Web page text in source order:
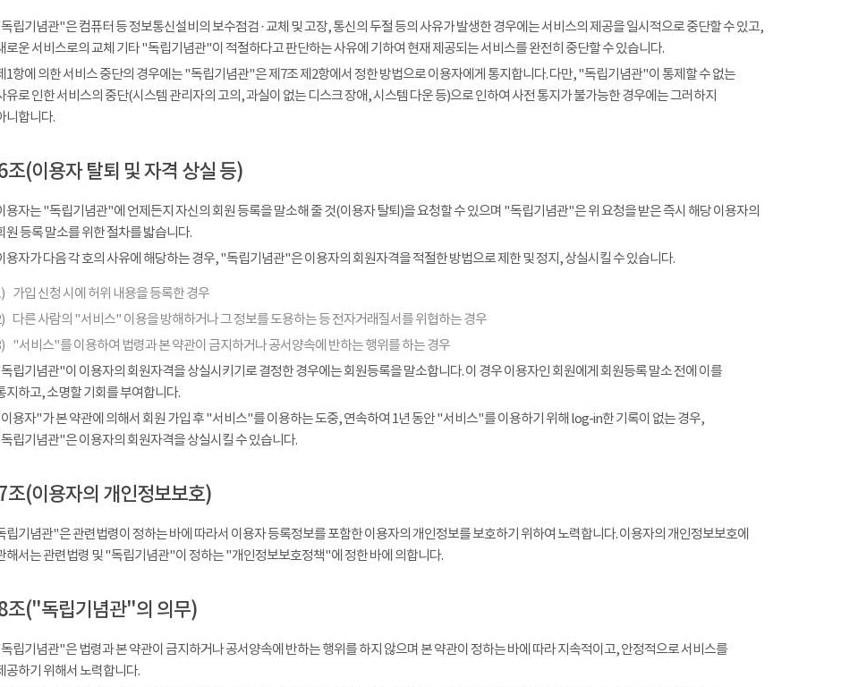
립기념관"은 컴퓨터 등 정보통신설비의 보수점검 · 교체 및 고장, 통신의 두절 등의 사유가 발생한 경우에는 서비스의 제공을 일시적으로 중단할 수 있고,
로운 서비스로의 교체 기타 "독립기념관"이 적절하다고 판단하는 사유에 기하여 현재 제공되는 서비스를 완전히 중단할 수 있습니다.
1항에 의한 서비스 중단의 경우에는 "독립기념관"은 제7조 제2항에서 정한 방법으로 이용자에게 통지합니다. 다만, "독립기념관"이 통제할 수 없는
유로 인한 서비스의 중단(시스템 관리자의 고의, 과실이 없는 디스크 장애, 시스템 다운 등)으로 인하여 사전 통지가 불가능한 경우에는 그러하지
니합니다.
조(이용자 탈퇴 및 자격 상실 등)
용자는 "독립기념관"에 언제든지 자신의 회원 등록을 말소해 줄 것(이용자 탈퇴)을 요청할 수 있으며 "독립기념관"은 위 요청을 받은 즉시 해당 이용자의
원 등록 말소를 위한 절차를 밟습니다.
용자가 다음 각 호의 사유에 해당하는 경우, "독립기념관"은 이용자의 회원자격을 적절한 방법으로 제한 및 정지, 상실시킬 수 있습니다.
가입 신청 시에 허위 내용을 등록한 경우
다른 사람의 "서비스" 이용을 방해하거나 그 정보를 도용하는 등 전자거래질서를 위협하는 경우
"서비스"를 이용하여 법령과 본 약관이 금지하거나 공서양속에 반하는 행위를 하는 경우
립기념관"이 이용자의 회원자격을 상실시키기로 결정한 경우에는 회원등록을 말소합니다. 이 경우 이용자인 회원에게 회원등록 말소 전에 이를
지하고, 소명할 기회를 부여합니다.
용자"가 본 약관에 의해서 회원 가입 후 "서비스"를 이용하는 도중, 연속하여 1년 동안 "서비스"를 이용하기 위해 log-in한 기록이 없는 경우,
립기념관"은 이용자의 회원자격을 상실시킬 수 있습니다.
조(이용자의 개인정보보호)
립기념관"은 관련법령이 정하는 바에 따라서 이용자 등록정보를 포함한 이용자의 개인정보를 보호하기 위하여 노력합니다. 이용자의 개인정보보호에
해서는 관련법령 및 "독립기념관"이 정하는 "개인정보보호정책"에 정한 바에 의합니다.
조("독립기념관"의 의무)
립기념관"은 법령과 본 약관이 금지하거나 공서양속에 반하는 행위를 하지 않으며 본 약관이 정하는 바에 따라 지속적이고, 안정적으로 서비스를
공하기 위해서 노력합니다.